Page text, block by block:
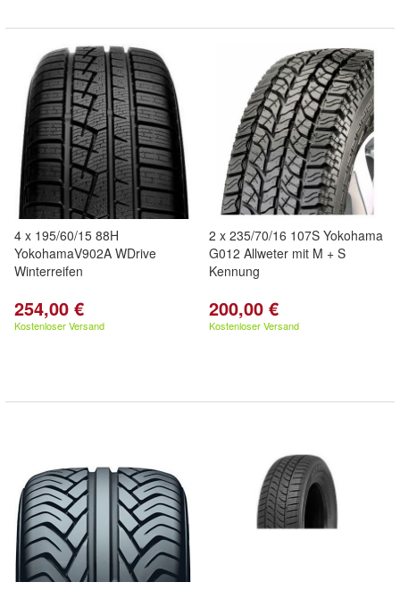
4 x 195/60/15 88H
YokohamaV902A WDrive
Winterreifen
254,00 €
Kostenloser Versand
2 x 235/70/16 107S Yokohama
G012 Allweter mit M + S
Kennung
200,00 €
Kostenloser Versand